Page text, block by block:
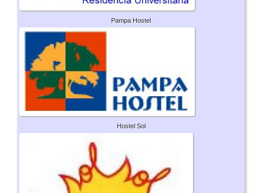
Pampa Hostel
Hostel Sol